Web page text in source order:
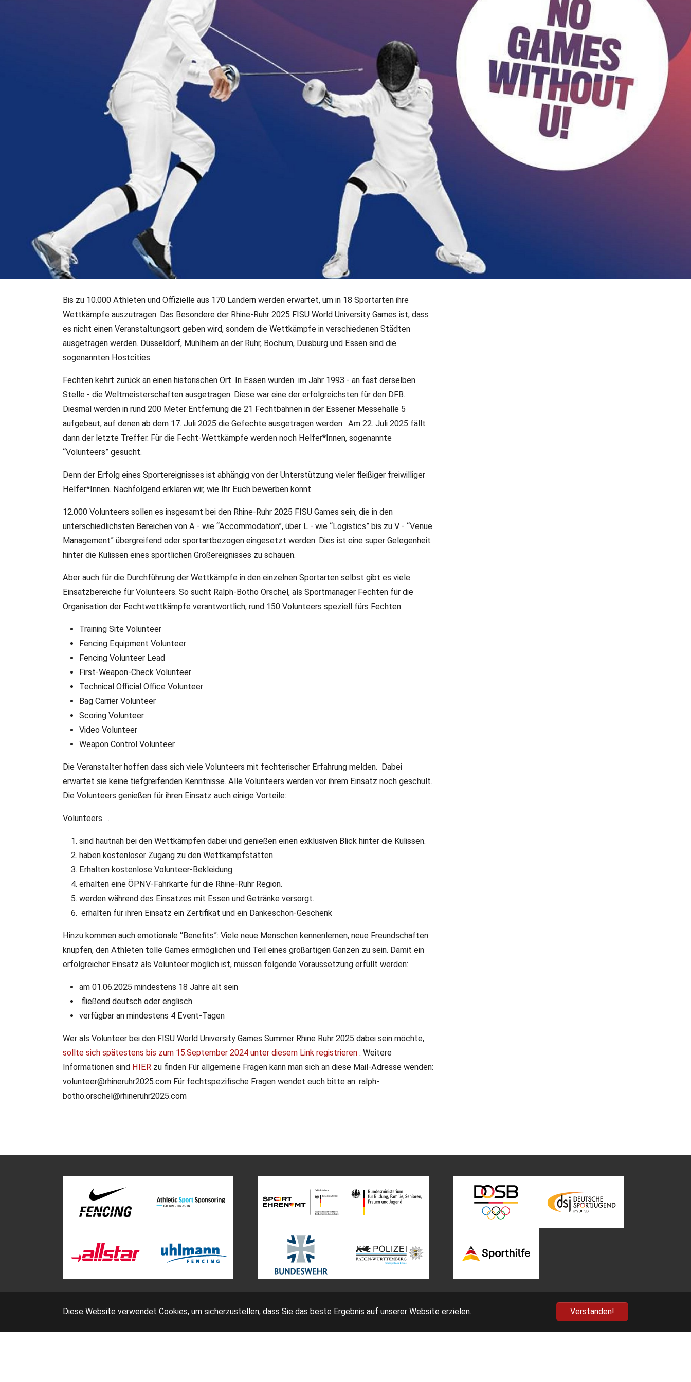
Diese Website verwendet Cookies, um sicherzustellen, dass Sie das beste Ergebnis auf unserer Website erzielen. Verstanden!
PM Rhein Ruhr University Games
Werde Fecht-Volunteer bei den World University
Games 2025
sind die FISU World University Games das zweitgrößte Multisportevent der Welt. Für die Sportart Fechten
werden noch Helfer*Innen gesucht.
Bis zu 10.000 Athleten und Offizielle aus 170 Ländern werden erwartet, um in 18 Sportarten ihre
Wettkämpfe auszutragen. Das Besondere der Rhine-Ruhr 2025 FISU World University Games ist, dass
es nicht einen Veranstaltungsort geben wird, sondern die Wettkämpfe in verschiedenen Städten
ausgetragen werden. Düsseldorf, Mühlheim an der Ruhr, Bochum, Duisburg und Essen sind die
sogenannten Hostcities.
Fechten kehrt zurück an einen historischen Ort. In Essen wurden im Jahr 1993 - an fast derselben
Stelle - die Weltmeisterschaften ausgetragen. Diese war eine der erfolgreichsten für den DFB.
Diesmal werden in rund 200 Meter Entfernung die 21 Fechtbahnen in der Essener Messehalle 5
aufgebaut, auf denen ab dem 17. Juli 2025 die Gefechte ausgetragen werden. Am 22. Juli 2025 fällt
dann der letzte Treffer. Für die Fecht-Wettkämpfe werden noch Helfer*Innen, sogenannte
“Volunteers” gesucht.
Denn der Erfolg eines Sportereignisses ist abhängig von der Unterstützung vieler fleißiger freiwilliger
Helfer*Innen. Nachfolgend erklären wir, wie Ihr Euch bewerben könnt.
12.000 Volunteers sollen es insgesamt bei den Rhine-Ruhr 2025 FISU Games sein, die in den
unterschiedlichsten Bereichen von A - wie “Accommodation”, über L - wie “Logistics” bis zu V - “Venue
Management” übergreifend oder sportartbezogen eingesetzt werden. Dies ist eine super Gelegenheit
hinter die Kulissen eines sportlichen Großereignisses zu schauen.
Aber auch für die Durchführung der Wettkämpfe in den einzelnen Sportarten selbst gibt es viele
Einsatzbereiche für Volunteers. So sucht Ralph-Botho Orschel, als Sportmanager Fechten für die
Organisation der Fechtwettkämpfe verantwortlich, rund 150 Volunteers speziell fürs Fechten.
Training Site Volunteer
Fencing Equipment Volunteer
Fencing Volunteer Lead
First-Weapon-Check Volunteer
Technical Official Office Volunteer
Bag Carrier Volunteer
Scoring Volunteer
Video Volunteer
Weapon Control Volunteer
Die Veranstalter hoffen dass sich viele Volunteers mit fechterischer Erfahrung melden. Dabei
erwartet sie keine tiefgreifenden Kenntnisse. Alle Volunteers werden vor ihrem Einsatz noch geschult.
Die Volunteers genießen für ihren Einsatz auch einige Vorteile:
Volunteers …
sind hautnah bei den Wettkämpfen dabei und genießen einen exklusiven Blick hinter die Kulissen.
haben kostenloser Zugang zu den Wettkampfstätten.
Erhalten kostenlose Volunteer-Bekleidung.
erhalten eine ÖPNV-Fahrkarte für die Rhine-Ruhr Region.
werden während des Einsatzes mit Essen und Getränke versorgt.
erhalten für ihren Einsatz ein Zertifikat und ein Dankeschön-Geschenk
Hinzu kommen auch emotionale “Benefits”: Viele neue Menschen kennenlernen, neue Freundschaften
knüpfen, den Athleten tolle Games ermöglichen und Teil eines großartigen Ganzen zu sein. Damit ein
erfolgreicher Einsatz als Volunteer möglich ist, müssen folgende Voraussetzung erfüllt werden:
am 01.06.2025 mindestens 18 Jahre alt sein
fließend deutsch oder englisch
verfügbar an mindestens 4 Event-Tagen
Wer als Volunteer bei den FISU World University Games Summer Rhine Ruhr 2025 dabei sein möchte,
sollte sich spätestens bis zum 15.September 2024 unter diesem Link registrieren . Weitere
Informationen sind HIER zu finden Für allgemeine Fragen kann man sich an diese Mail-Adresse wenden:
volunteer@rhineruhr2025.com Für fechtspezifische Fragen wendet euch bitte an: ralph-
botho.orschel@rhineruhr2025.com